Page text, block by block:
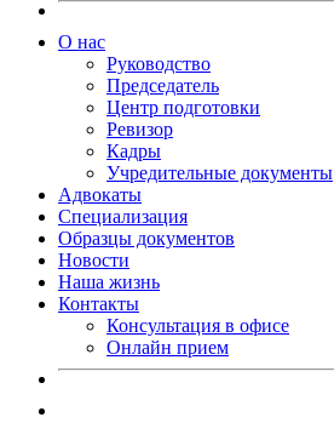
О нас
Руководство
Председатель
Центр подготовки
Ревизор
Кадры
Учредительные документы
Адвокаты
Специализация
Образцы документов
Новости
Наша жизнь
Контакты
Консультация в офисе
Онлайн прием